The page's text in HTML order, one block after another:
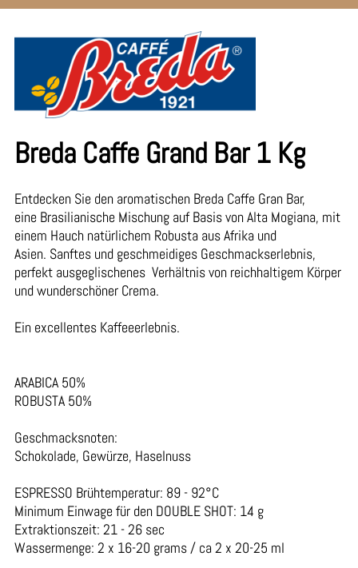
Breda Caffe Grand Bar 1 Kg
Entdecken Sie den aromatischen Breda Caffe Gran Bar,
eine Brasilianische Mischung auf Basis von Alta Mogiana, mit
einem Hauch natürlichem Robusta aus Afrika und
Asien. Sanftes und geschmeidiges Geschmackserlebnis,
perfekt ausgeglischenes Verhältnis von reichhaltigem Körper
und wunderschöner Crema.
Ein excellentes Kaffeeerlebnis.
ARABICA 50%
ROBUSTA 50%
Geschmacksnoten:
Schokolade, Gewürze, Haselnuss
ESPRESSO Brühtemperatur: 89 - 92°C
Minimum Einwage für den DOUBLE SHOT: 14 g
Extraktionszeit: 21 - 26 sec
Wassermenge: 2 x 16-20 grams / ca 2 x 20-25 ml